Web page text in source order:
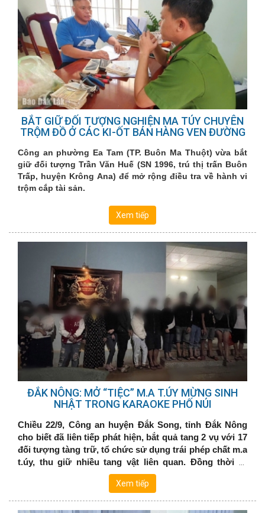
BẮT GIỮ ĐỐI TƯỢNG NGHIỆN MA TÚY CHUYÊN
TRỘM ĐỒ Ở CÁC KI-ỐT BÁN HÀNG VEN ĐƯỜNG
Công an phường Ea Tam (TP. Buôn Ma Thuột) vừa bắt
giữ đối tượng Trần Văn Huế (SN 1996, trú thị trấn Buôn
Trấp, huyện Krông Ana) để mở rộng điều tra về hành vi
trộm cắp tài sản.
Xem tiếp
ĐẮK NÔNG: MỞ “TIỆC” M.A T.ÚY MỪNG SINH
NHẬT TRONG KARAOKE PHỐ NÚI
Chiều 22/9, Công an huyện Đắk Song, tỉnh Đắk Nông
cho biết đã liên tiếp phát hiện, bắt quả tang 2 vụ với 17
đối tượng tàng trữ, tổ chức sử dụng trái phép chất m.a
t.úy, thu giữ nhiều tang vật liên quan. Đồng thời ra
quyết định tạm giữ hình sự 6 đối tượng và tiếp tục
củng cố hồ sơ để xử lý các đối tượng liên quan theo
quy định của pháp luật.
Xem tiếp